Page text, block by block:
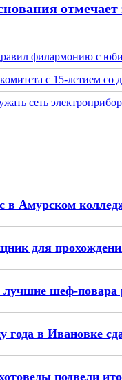
филармонию с
с 15-летием со
сеть
Амурском
для
шеф-повара
в Ивановке
подвели